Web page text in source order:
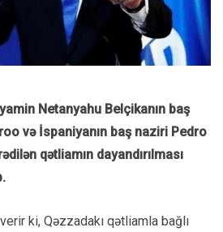
Netanyahu Belçikanın baş
və İspaniyanın baş naziri Pedro
qətliamın dayandırılması
ki, Qəzzadakı qətliamla bağlı